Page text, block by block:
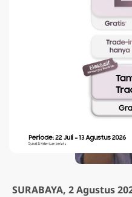
SURABAYA, 2 Agustus